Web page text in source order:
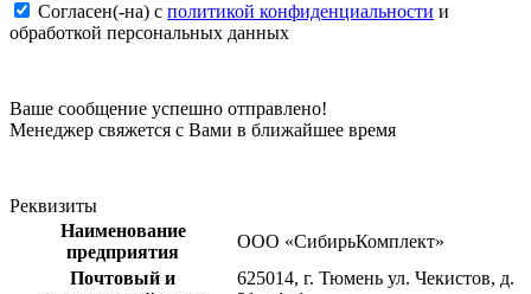
Согласен(-на) c политикой конфиденциальности и
обработкой персональных данных
Ваше сообщение успешно отправлено!
Менеджер свяжется с Вами в ближайшее время
Реквизиты
Наименование
предприятия
ООО «СибирьКомплект»
Почтовый и
625014, г. Тюмень ул. Чекистов, д.